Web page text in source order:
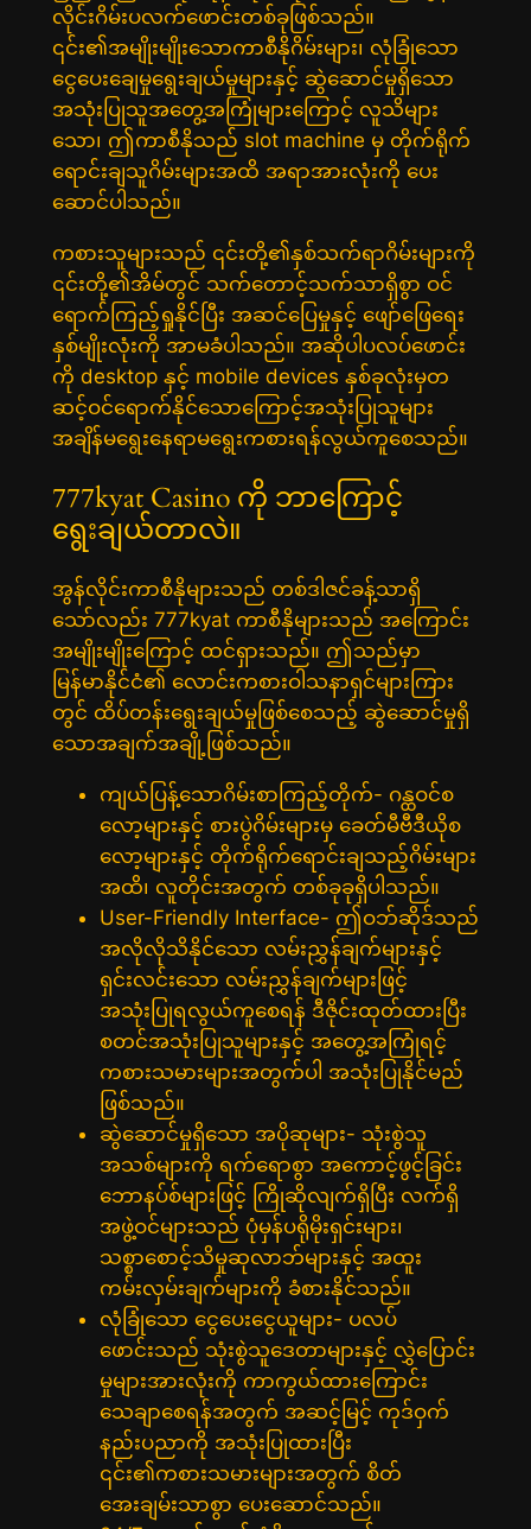
လိုင်းဂိမ်းပလက်ဖောင်းတစ်ခုဖြစ်သည်။
၎င်း၏အမျိုးမျိုးသောကာစီနိုဂိမ်းများ၊ လုံခြုံသော
ငွေပေးချေမှုရွေးချယ်မှုများနှင့် ဆွဲဆောင်မှုရှိသော
အသုံးပြုသူအတွေ့အကြုံများကြောင့် လူသိများ
သော၊ ဤကာစီနိုသည် slot machine မှ တိုက်ရိုက်
ရောင်းချသူဂိမ်းများအထိ အရာအားလုံးကို ပေး
ဆောင်ပါသည်။
ကစားသူများသည် ၎င်းတို့၏နှစ်သက်ရာဂိမ်းများကို
၎င်းတို့၏အိမ်တွင် သက်တောင့်သက်သာရှိစွာ ဝင်
ရောက်ကြည့်ရှုနိုင်ပြီး အဆင်ပြေမှုနှင့် ဖျော်ဖြေရေး
နှစ်မျိုးလုံးကို အာမခံပါသည်။ အဆိုပါပလပ်ဖောင်း
ကို desktop နှင့် mobile devices နှစ်ခုလုံးမှတ
ဆင့်ဝင်ရောက်နိုင်သောကြောင့်အသုံးပြုသူများ
အချိန်မရွေးနေရာမရွေးကစားရန်လွယ်ကူစေသည်။
777kyat Casino ကို ဘာကြောင့်
ရွေးချယ်တာလဲ။
အွန်လိုင်းကာစီနိုများသည် တစ်ဒါဇင်ခန့်သာရှိ
သော်လည်း 777kyat ကာစီနိုများသည် အကြောင်း
အမျိုးမျိုးကြောင့် ထင်ရှားသည်။ ဤသည်မှာ
မြန်မာနိုင်ငံ၏ လောင်းကစားဝါသနာရှင်များကြား
တွင် ထိပ်တန်းရွေးချယ်မှုဖြစ်စေသည့် ဆွဲဆောင်မှုရှိ
သောအချက်အချို့ဖြစ်သည်။
ကျယ်ပြန့်သောဂိမ်းစာကြည့်တိုက်- ဂန္ထဝင်စ
လော့များနှင့် စားပွဲဂိမ်းများမှ ခေတ်မီဗီဒီယိုစ
လော့များနှင့် တိုက်ရိုက်ရောင်းချသည့်ဂိမ်းများ
အထိ၊ လူတိုင်းအတွက် တစ်ခုခုရှိပါသည်။
User-Friendly Interface- ဤဝဘ်ဆိုဒ်သည်
အလိုလိုသိနိုင်သော လမ်းညွှန်ချက်များနှင့်
ရှင်းလင်းသော လမ်းညွှန်ချက်များဖြင့်
အသုံးပြုရလွယ်ကူစေရန် ဒီဇိုင်းထုတ်ထားပြီး
စတင်အသုံးပြုသူများနှင့် အတွေ့အကြုံရင့်
ကစားသမားများအတွက်ပါ အသုံးပြုနိုင်မည်
ဖြစ်သည်။
ဆွဲဆောင်မှုရှိသော အပိုဆုများ- သုံးစွဲသူ
အသစ်များကို ရက်ရောစွာ အကောင့်ဖွင့်ခြင်း
ဘောနပ်စ်များဖြင့် ကြိုဆိုလျက်ရှိပြီး လက်ရှိ
အဖွဲ့ဝင်များသည် ပုံမှန်ပရိုမိုးရှင်းများ၊
သစ္စာစောင့်သိမှုဆုလာဘ်များနှင့် အထူး
ကမ်းလှမ်းချက်များကို ခံစားနိုင်သည်။
လုံခြုံသော ငွေပေးငွေယူများ- ပလပ်
ဖောင်းသည် သုံးစွဲသူဒေတာများနှင့် လွှဲပြောင်း
မှုများအားလုံးကို ကာကွယ်ထားကြောင်း
သေချာစေရန်အတွက် အဆင့်မြင့် ကုဒ်ဝှက်
နည်းပညာကို အသုံးပြုထားပြီး
၎င်း၏ကစားသမားများအတွက် စိတ်
အေးချမ်းသာစွာ ပေးဆောင်သည်။